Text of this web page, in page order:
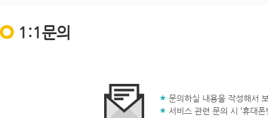
1:1문의
문의하실 내용을 작성해서
서비스 관련 문의 시 ‘휴대